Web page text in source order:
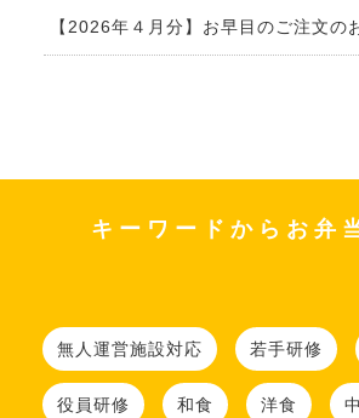
【2026年４月分】お早目のご注文の
キーワードからお弁
無人運営施設対応 若手研修
役員研修 和食 洋食